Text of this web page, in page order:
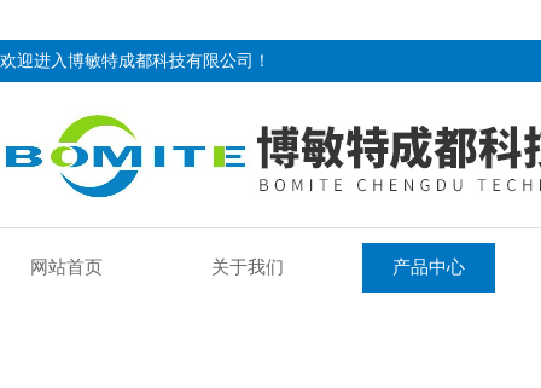
欢迎进入博敏特成都科技有限公司！
网站首页 关于我们 产品中心